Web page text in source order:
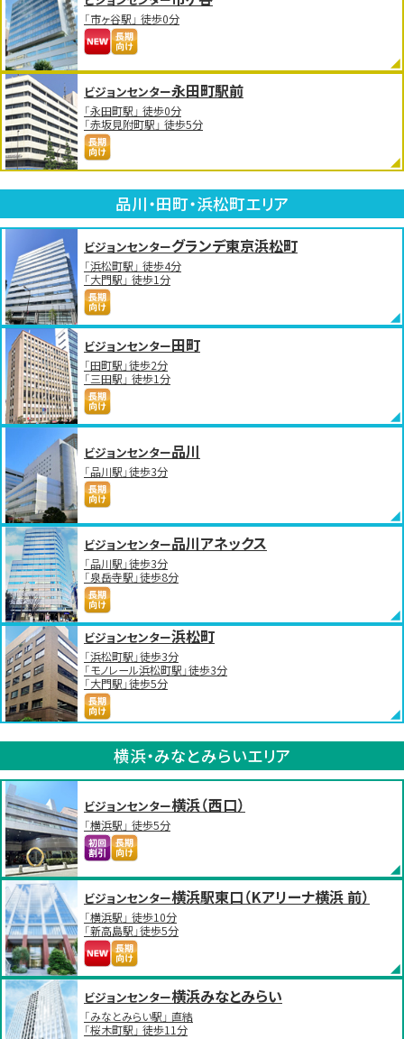
「市ヶ谷駅」 徒歩0分
ビジョンセンター永田町駅前
「永田町駅」 徒歩0分
「赤坂見附町駅」 徒歩5分
品川・田町・浜松町エリア
ビジョンセンターグランデ東京浜松町
「浜松町駅」 徒歩4分
「大門駅」 徒歩1分
ビジョンセンター田町
「田町駅」徒歩2分
「三田駅」 徒歩1分
ビジョンセンター品川
「品川駅」徒歩3分
ビジョンセンター品川アネックス
「品川駅」徒歩3分
「泉岳寺駅」徒歩8分
ビジョンセンター浜松町
「浜松町駅」徒歩3分
「モノレール浜松町駅」徒歩3分
「大門駅」徒歩5分
横浜・みなとみらいエリア
ビジョンセンター横浜（西口）
「横浜駅」 徒歩5分
ビジョンセンター横浜駅東口（Kアリーナ横浜 前）
「横浜駅」 徒歩10分
「新高島駅」徒歩5分
ビジョンセンター横浜みなとみらい
「みなとみらい駅」 直結
「桜木町駅」 徒歩11分